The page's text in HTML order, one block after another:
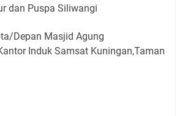
dan Puspa Siliwangi
Depan Masjid Agung
Induk Samsat Kuningan,Taman